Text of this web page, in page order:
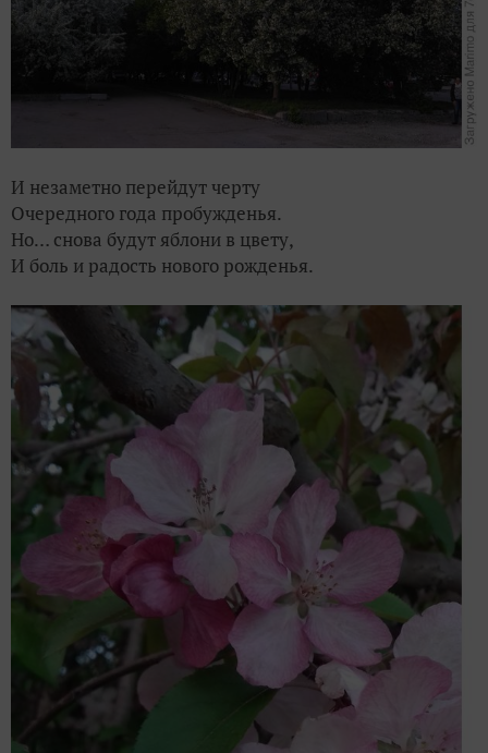
И незаметно перейдут черту
Очередного года пробужденья.
Но… снова будут яблони в цвету,
И боль и радость нового рожденья.